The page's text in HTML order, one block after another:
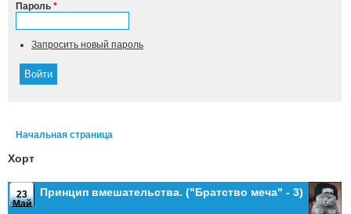
Пароль *
Запросить новый пароль
Начальная страница
Хорт
23
Май
Принцип вмешательства. ("Братство меча" - 3)